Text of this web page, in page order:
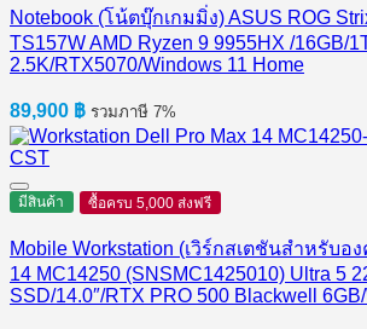
Notebook (โน้ตบุ๊กเกมมิ่ง) ASUS ROG
TS157W AMD Ryzen 9 9955HX /16GB/
2.5K/RTX5070/Windows 11 Home
89,900 ฿ รวมภาษี 7%
มีสินค้า ซื้อครบ 5,000 ส่งฟรี
Mobile Workstation (เวิร์กสเตชันสำหรับอ
14 MC14250 (SNSMC1425010) Ultra 5
SSD/14.0″/RTX PRO 500 Blackwell